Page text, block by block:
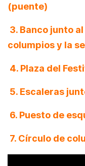
(puente)
3. Banco junto
columpios y la
4. Plaza del
5. Escaleras
6. Puesto de
7. Círculo de